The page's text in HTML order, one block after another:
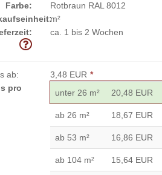
Farbe:
Rotbraun RAL 8012
m²
ca. 1 bis 2 Wochen
ab: 3,48 EUR *
pro
unter 26 m² 20,48 EUR
ab 26 m² 18,67 EUR
ab 53 m² 16,86 EUR
ab 104 m² 15,64 EUR